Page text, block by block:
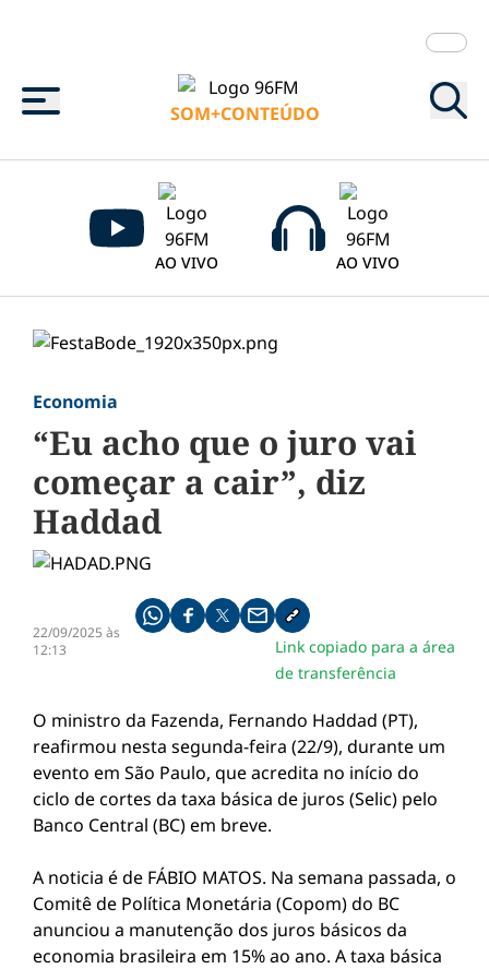
Menu
SOM+CONTEÚDO
AO VIVO AO VIVO
Economia
“Eu acho que o juro vai
começar a cair”, diz
Haddad
22/09/2025 às
12:13
Compartilhe pelo whatsapp
Compartilhar no facebook
Compartilhar no twitter
Compartilhe pelo email
Copiar link da notícia
Link copiado para a área
de transferência
O ministro da Fazenda, Fernando Haddad (PT),
reafirmou nesta segunda-feira (22/9), durante um
evento em São Paulo, que acredita no início do
ciclo de cortes da taxa básica de juros (Selic) pelo
Banco Central (BC) em breve.
A noticia é de FÁBIO MATOS. Na semana passada, o
Comitê de Política Monetária (Copom) do BC
anunciou a manutenção dos juros básicos da
economia brasileira em 15% ao ano. A taxa básica